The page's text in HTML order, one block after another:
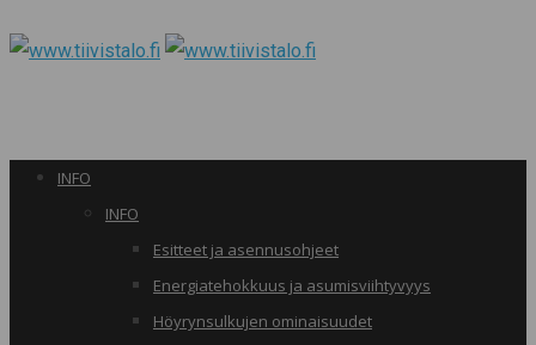
INFO
INFO
Esitteet ja asennusohjeet
Energiatehokkuus ja asumisviihtyvyys
Höyrynsulkujen ominaisuudet